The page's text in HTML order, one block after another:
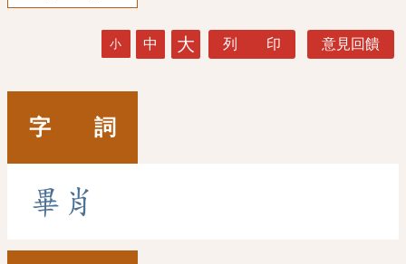
小 中 大 列 印 意見回饋
字 詞
畢 肖